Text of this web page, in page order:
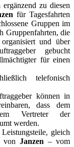
zu diesen
für Tagesfahrten
Gruppen im
Gruppenfahrten, die
und über
gebucht
für einen
telefonisch
können in
dass dem
Vertreter der
werden.
gleich
vonJanzen – vom